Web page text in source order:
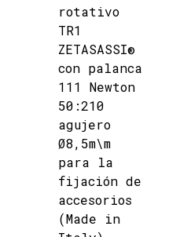
rotativo
TR1
ZETASASSI®
con palanca
111 Newton
50:210
agujero
Ø8,5m\m
para la
fijación de
accesorios
(Made in